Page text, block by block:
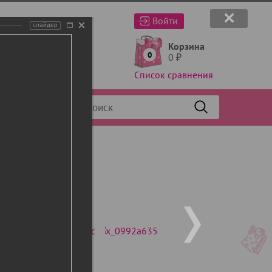
Войти
0
Корзина
0 ₽
Список сравнения
слайдер